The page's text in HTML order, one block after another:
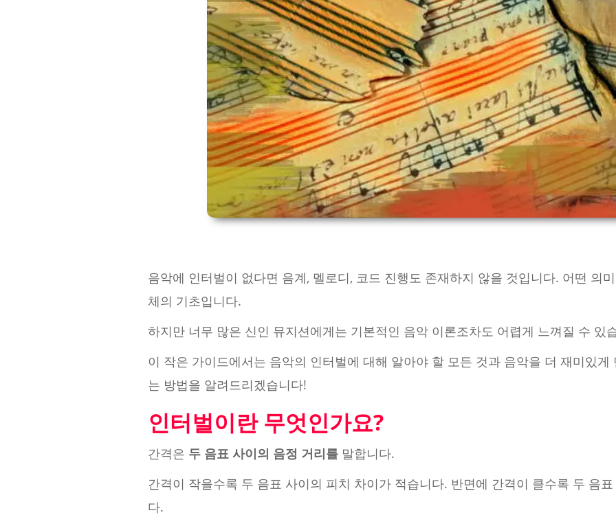
음악에 인터벌이 없다면 음계, 멜로디, 코드 진행도 존재하지 않을 것입니다. 어떤 의
체의 기초입니다.
하지만 너무 많은 신인 뮤지션에게는 기본적인 음악 이론조차도 어렵게 느껴질 수 있
이 작은 가이드에서는 음악의 인터벌에 대해 알아야 할 모든 것과 음악을 더 재미있
는 방법을 알려드리겠습니다!
인터벌이란 무엇인가요?
간격은 두 음표 사이의 음정 거리를 말합니다.
간격이 작을수록 두 음표 사이의 피치 차이가 적습니다. 반면에 간격이 클수록 두 음
다.